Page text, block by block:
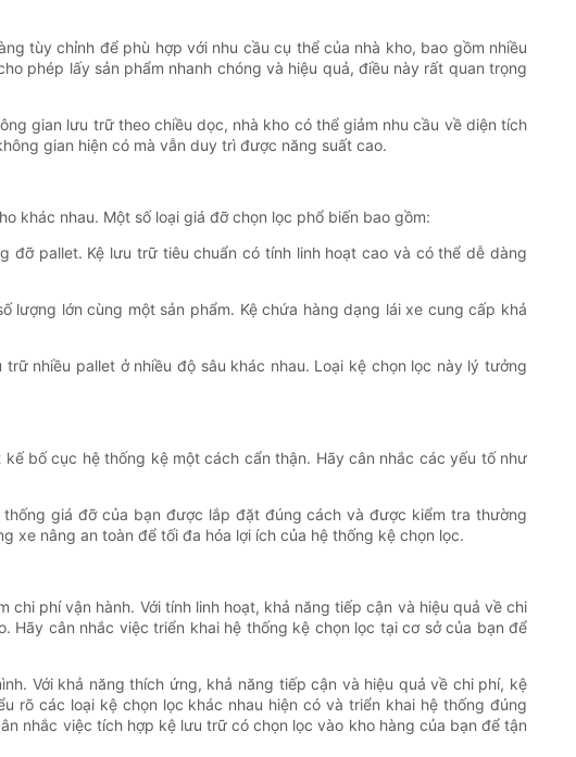
tùy chỉnh để phù hợp với nhu cầu cụ thể của nhà kho, bao gồm nhiều
phép lấy sản phẩm nhanh chóng và hiệu quả, điều này rất quan trọng
gian lưu trữ theo chiều dọc, nhà kho có thể giảm nhu cầu về diện tích
gian hiện có mà vẫn duy trì được năng suất cao.
khác nhau. Một số loại giá đỡ chọn lọc phổ biến bao gồm:
pallet. Kệ lưu trữ tiêu chuẩn có tính linh hoạt cao và có thể dễ dàng
lớn cùng một sản phẩm. Kệ chứa hàng dạng lái xe cung cấp khả
nhiều pallet ở nhiều độ sâu khác nhau. Loại kệ chọn lọc này lý tưởng
bố cục hệ thống kệ một cách cẩn thận. Hãy cân nhắc các yếu tố như
giá đỡ của bạn được lắp đặt đúng cách và được kiểm tra thường
xe nâng an toàn để tối đa hóa lợi ích của hệ thống kệ chọn lọc.
phí vận hành. Với tính linh hoạt, khả năng tiếp cận và hiệu quả về chi
cân nhắc việc triển khai hệ thống kệ chọn lọc tại cơ sở của bạn để
Với khả năng thích ứng, khả năng tiếp cận và hiệu quả về chi phí, kệ
rõ các loại kệ chọn lọc khác nhau hiện có và triển khai hệ thống đúng
nhắc việc tích hợp kệ lưu trữ có chọn lọc vào kho hàng của bạn để tận